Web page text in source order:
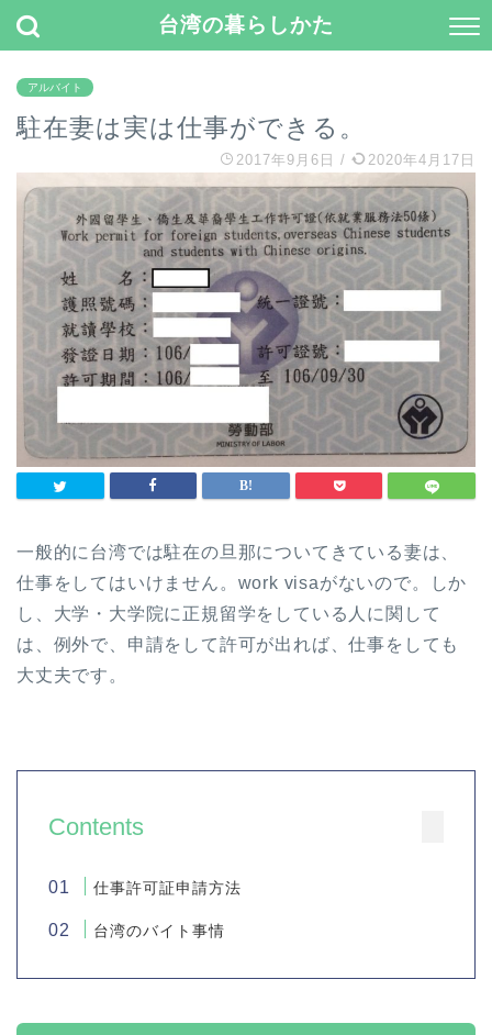
台湾の暮らしかた
アルバイト
駐在妻は実は仕事ができる。
2017年9月6日 / 2020年4月17日
一般的に台湾では駐在の旦那についてきている妻は、
仕事をしてはいけません。work visaがないので。しか
し、大学・大学院に正規留学をしている人に関して
は、例外で、申請をして許可が出れば、仕事をしても
大丈夫です。
Contents
仕事許可証申請方法
台湾のバイト事情